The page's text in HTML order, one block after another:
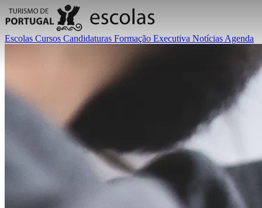
Escolas Cursos Candidaturas Formação Executiva Notícias Agenda